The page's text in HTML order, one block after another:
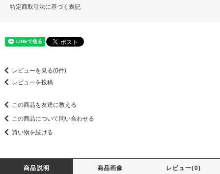
特定商取引法に基づく表記
レビューを見る(0件)
レビューを投稿
この商品を友達に教える
この商品について問い合わせる
買い物を続ける
商品説明 商品画像 レビュー(0)